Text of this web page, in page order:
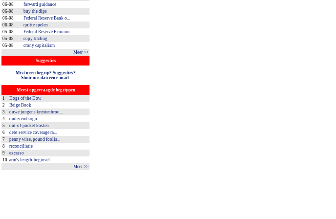
06-08
forward guidance
06-08
buy the dips
06-08
Federal Reserve Bank o...
06-08
quitte spelen
05-08
Federal Reserve Econom...
05-08
copy trading
05-08
crony capitalism
Meer >>
Suggesties
Mist u een begrip? Suggesties?
Stuur ons dan een e-mail.
Meest opgevraagde begrippen
1
Dogs of the Dow
2
Beige Book
3
ouwe jongens krentenbroo...
4
onder embargo
5
out-of-pocket kosten
6
debt service coverage ra...
7
penny wise, pound foolis...
8
reconciliatie
9
excasso
10 arm's length-beginsel
Meer >>